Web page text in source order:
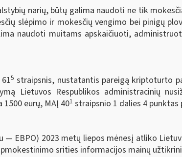
narių, būtų galima naudoti ne tik
slėpimo ir mokesčių vengimo bei pinigų
naudoti muitams apskaičiuoti,
5 straipsnis, nustatantis pareigą kriptoturto
Lietuvos Respublikos administracinių
eurų, MAĮ 401 straipsnio 1 dalies 4 punktas
EBPO) 2023 metų liepos mėnesį atliko
srities informacijos mainų